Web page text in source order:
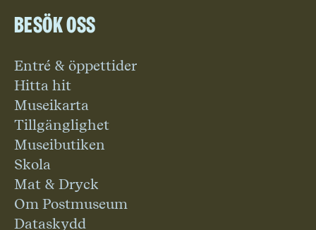
Besök oss
Entré & öppettider
Hitta hit
Museikarta
Tillgänglighet
Museibutiken
Skola
Mat & Dryck
Om Postmuseum
Dataskydd